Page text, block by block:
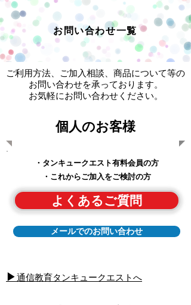
お問い合わせ一覧
ご利用方法、ご加入相談、商品について等の
お問い合わせを承っております。
​お気軽にお問い合わせください。
個人のお客様
・タンキュークエスト有料会員の方
​・これからご加入をご検討の方
よくあるご質問
メールでのお問い合わせ
​▶通信教育タンキュークエストへ